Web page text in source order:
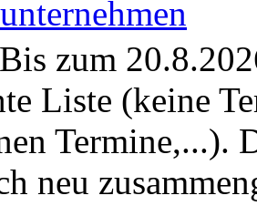
Bis zum
Liste (keine
neu